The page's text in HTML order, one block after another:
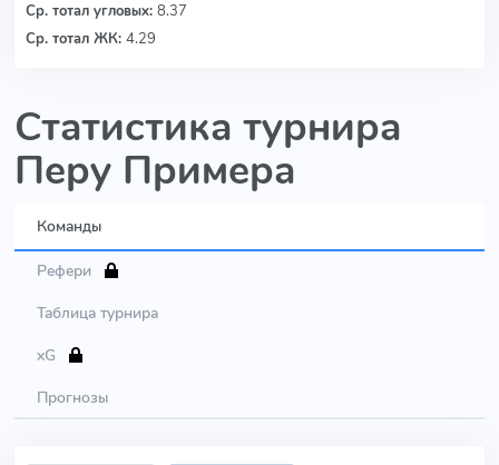
Ср. тотал угловых: 8.37
Ср. тотал ЖК: 4.29
Статистика турнира
Перу Примера
Команды
Рефери
Таблица турнира
xG
Прогнозы